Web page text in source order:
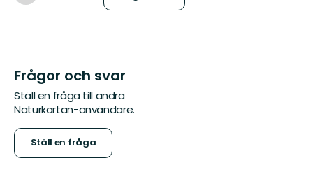
Frågor och svar
Ställ en fråga till andra
Naturkartan-användare.
Ställ en fråga